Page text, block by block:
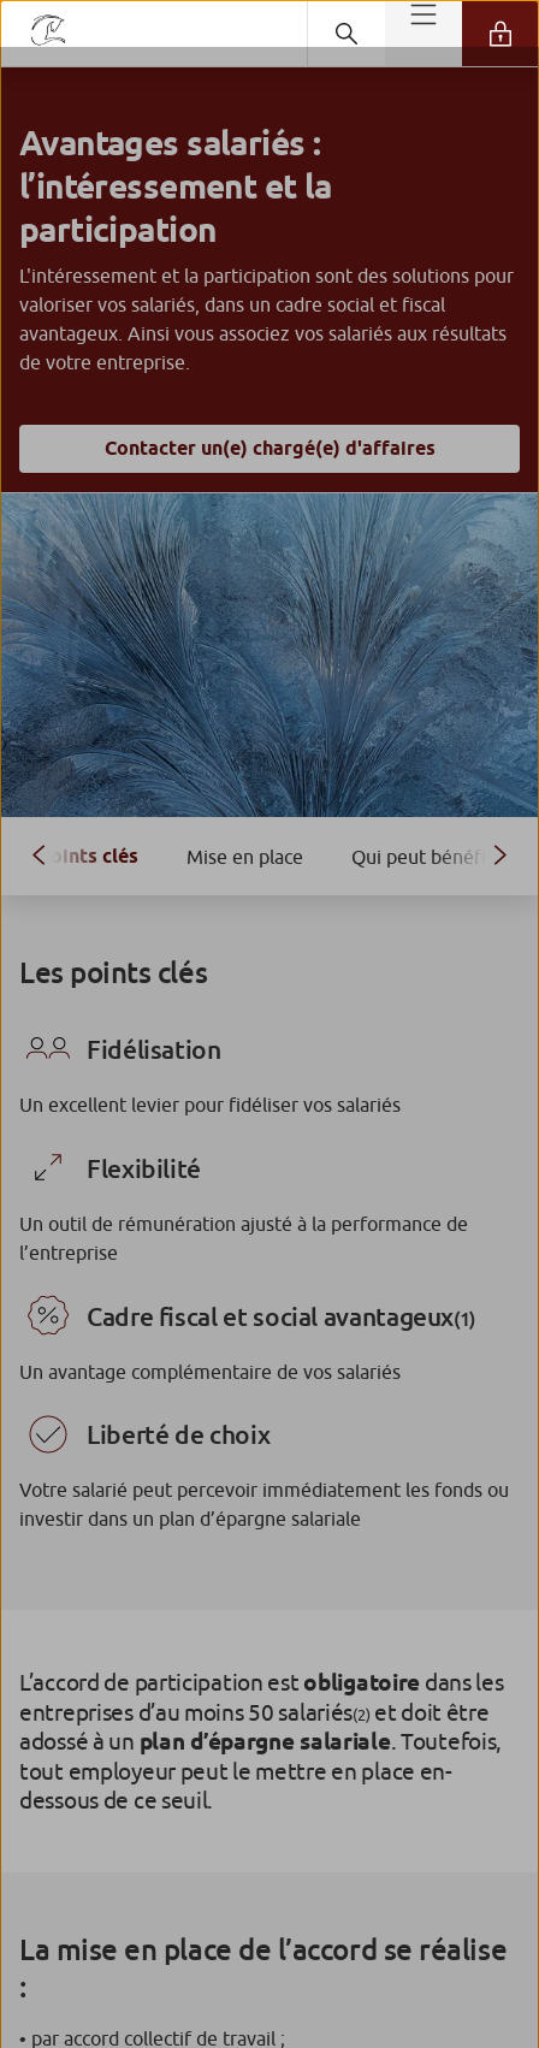
Avantages salariés :
l’intéressement et la
participation
L'intéressement et la participation sont des solutions pour
valoriser vos salariés, dans un cadre social et fiscal
avantageux. Ainsi vous associez vos salariés aux résultats
de votre entreprise.
Contacter un(e) chargé(e) d'affaires
Points clés Mise en place Qui peut bénéficier
Les points clés
Fidélisation
Un excellent levier pour fidéliser vos salariés
Flexibilité
Un outil de rémunération ajusté à la performance de
l’entreprise
Cadre fiscal et social avantageux(1)
Un avantage complémentaire de vos salariés
Liberté de choix
Votre salarié peut percevoir immédiatement les fonds ou
investir dans un plan d’épargne salariale
L’accord de participation est obligatoire dans les
entreprises d’au moins 50 salariés(2)et doit être
adossé à un plan d’épargne salariale. Toutefois,
tout employeur peut le mettre en place en-
dessous de ce seuil.
La mise en place de l’accord se réalise
:
• par accord collectif de travail ;